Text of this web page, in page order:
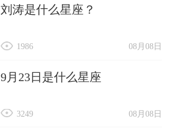
刘涛是什么星座？
08月08日
1986
9月23日是什么星座
08月08日
3249